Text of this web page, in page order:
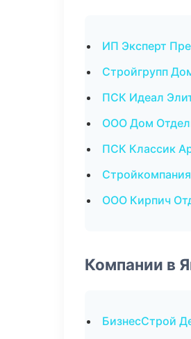
ИП Эксперт
Стройгрупп
ПСК Идеал
ООО Дом
ПСК Классик
ООО Кирпич
Компании в
БизнесСтрой